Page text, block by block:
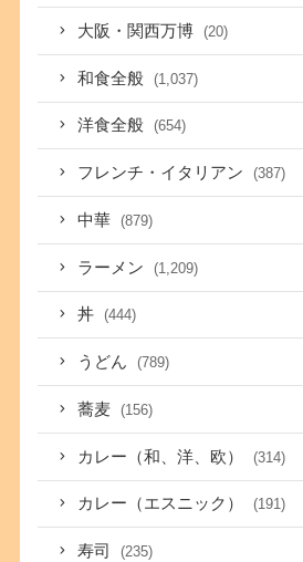
大阪・関西万博 (20)
和食全般 (1,037)
洋食全般 (654)
フレンチ・イタリアン (387)
中華 (879)
ラーメン (1,209)
丼 (444)
うどん (789)
蕎麦 (156)
カレー（和、洋、欧） (314)
カレー（エスニック） (191)
寿司 (235)